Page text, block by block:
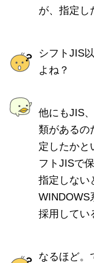
が、指定し
シフトJIS
よね？
他にもJIS
類があるの
定したかと
フトJISで
指定しない
WINDOWS
採用してい
なるほど。